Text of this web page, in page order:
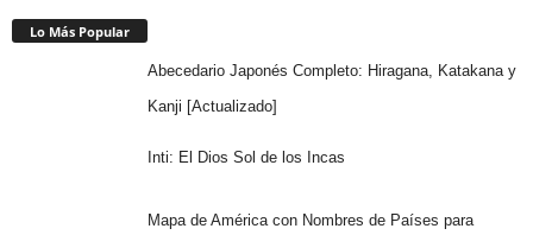
Lo Más Popular
Abecedario Japonés Completo: Hiragana, Katakana y
Kanji [Actualizado]
Inti: El Dios Sol de los Incas
Mapa de América con Nombres de Países para